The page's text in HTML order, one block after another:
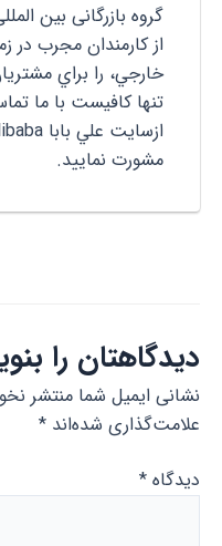
گروه بازرگانی بین
از كارمندان مجرب در
خارجي، را براي
تنها كافيست با ما
مشورت نماييد.
دیدگاهتان را
نشانی ایمیل شما منتشر
علامت‌گذاری شده‌اند *
دیدگاه*